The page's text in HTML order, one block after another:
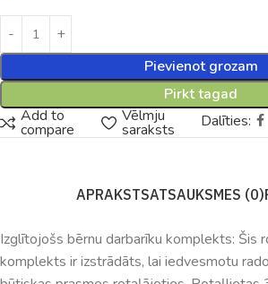
Pievienot grozam
Pirkt tagad
Add to
compare
Vēlmju
saraksts Dalīties:
APRAKSTSATSAUKSMES (0)
Izglītojošs bērnu darbarīku komplekts: Šis
komplekts ir izstrādāts, lai iedvesmotu